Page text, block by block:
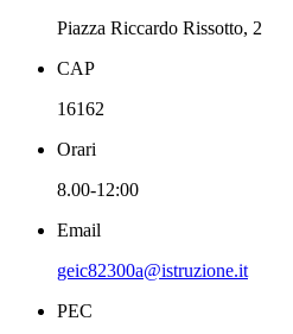
Piazza Riccardo Rissotto, 2
CAP
16162
Orari
8.00-12:00
Email
geic82300a@istruzione.it
PEC